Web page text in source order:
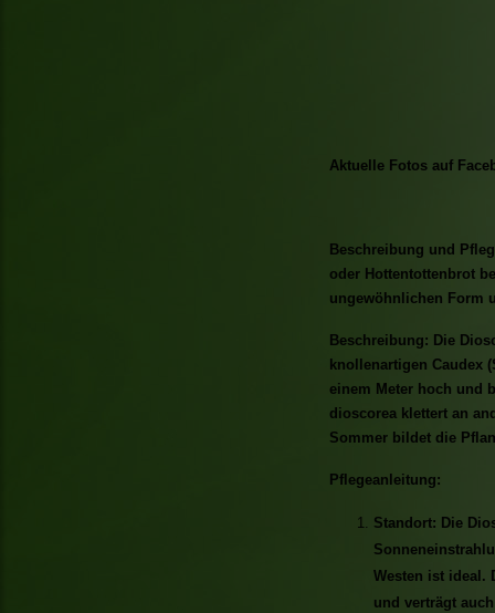
Aktuelle Fotos auf
Beschreibung und
oder Hottentottenbrot
ungewöhnlichen Form
Beschreibung: Die
knollenartigen Caudex
einem Meter hoch und
dioscorea klettert an
Sommer bildet die
Pflegeanleitung:
Standort: Die
Westen ist ideal.
und verträgt